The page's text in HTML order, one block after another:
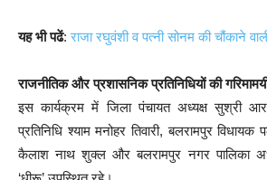
यह भी पढें:राजा रघुवंशी व पत्नी सोनम की चौंकाने
राजनीतिक और प्रशासनिक प्रतिनिधियों की
इस कार्यक्रम में जिला पंचायत अध्यक्ष सुश्री
प्रतिनिधि श्याम मनोहर तिवारी, बलरामपुर
कैलाश नाथ शुक्ल और बलरामपुर नगर पालिका